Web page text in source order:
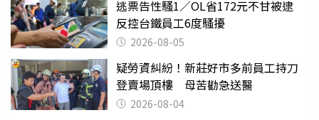
逃票告性騷1／OL省172元不甘被逮
反控台鐵員工6度騷擾
2026-08-05
疑勞資糾紛！新莊好市多前員工持刀
登賣場頂樓 母苦勸急送醫
2026-08-04